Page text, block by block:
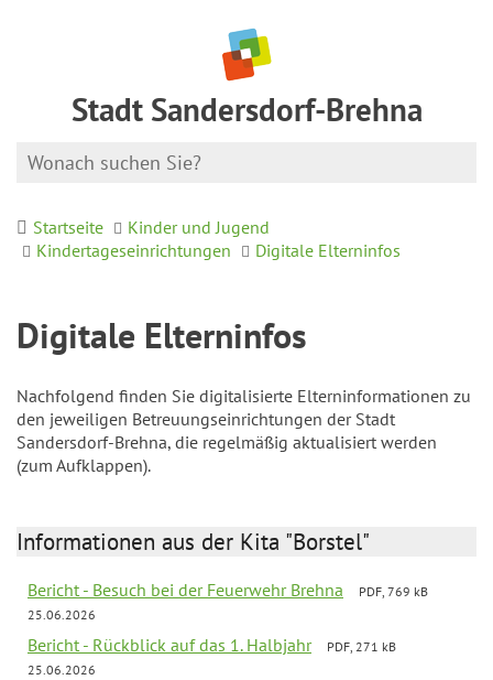
Stadt Sandersdorf-Brehna
Startseite
Kinder und Jugend
Kindertageseinrichtungen
Digitale Elterninfos
Digitale Elterninfos
Nachfolgend finden Sie digitalisierte Elterninformationen zu
den jeweiligen Betreuungseinrichtungen der Stadt
Sandersdorf-Brehna, die regelmäßig aktualisiert werden
(zum Aufklappen).
Informationen aus der Kita "Borstel"
Bericht - Besuch bei der Feuerwehr Brehna
PDF, 769 kB
25.06.2026
Bericht - Rückblick auf das 1. Halbjahr
PDF, 271 kB
25.06.2026